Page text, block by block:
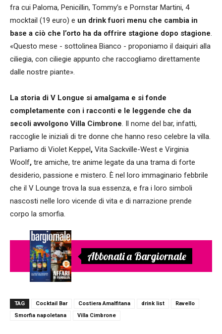
fra cui Paloma, Penicillin, Tommy’s e Pornstar Martini, 4
mocktail (19 euro) e un drink fuori menu che cambia in
base a ciò che l’orto ha da offrire stagione dopo stagione.
«Questo mese - sottolinea Bianco - proponiamo il daiquiri alla
ciliegia, con ciliegie appunto che raccogliamo direttamente
dalle nostre piante».
La storia di V Longue si amalgama e si fonde
completamente con i racconti e le leggende che da
secoli avvolgono Villa Cimbrone. Il nome del bar, infatti,
raccoglie le iniziali di tre donne che hanno reso celebre la villa.
Parliamo di Violet Keppel, Vita Sackville-West e Virginia
Woolf, tre amiche, tre anime legate da una trama di forte
desiderio, passione e mistero. È nel loro immaginario febbrile
che il V Lounge trova la sua essenza, e fra i loro simboli
nascosti nelle loro vicende di vita e di narrazione prende
corpo la smorfia.
Abbonati a Bargiornale
TAG Cocktail Bar Costiera Amalfitana drink list
Ravello
Smorfia napoletana
Villa Cimbrone